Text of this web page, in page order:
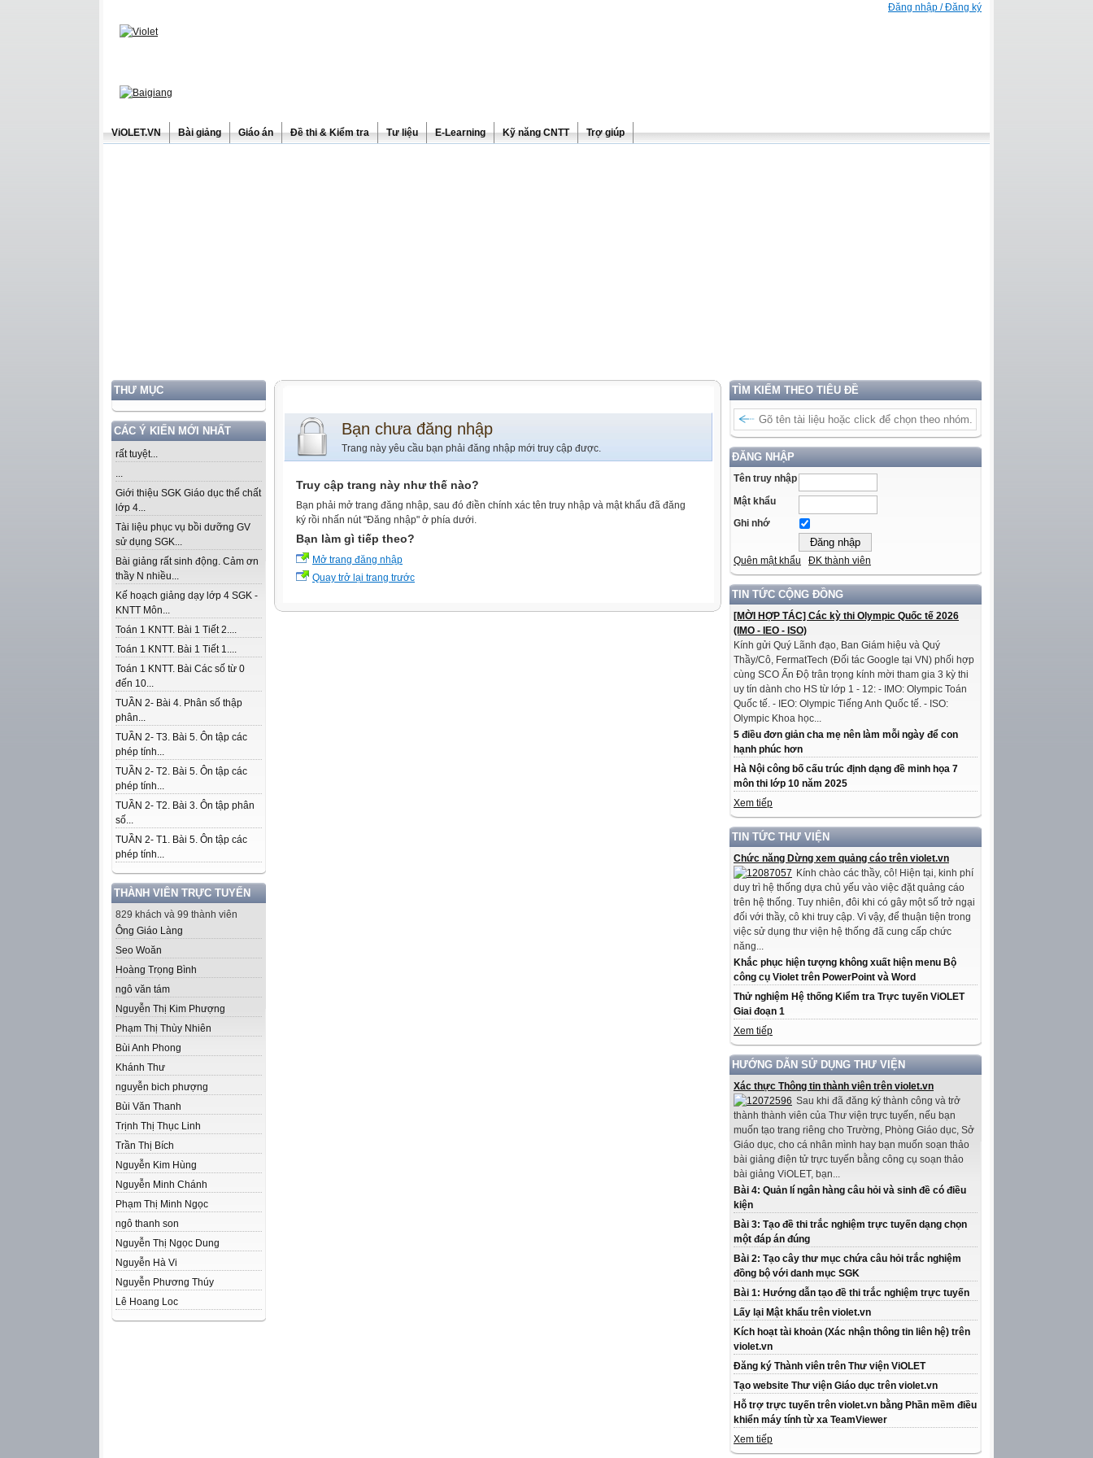
Đăng nhập / Đăng ký
ViOLET.VN Bài giảng Giáo án Đề thi & Kiểm tra Tư liệu E-Learning Kỹ năng CNTT Trợ giúp
THƯ MỤC
CÁC Ý KIẾN MỚI NHẤT
rất tuyệt...
...
Giới thiệu SGK Giáo dục thể chất
lớp 4...
Tài liệu phục vụ bồi dưỡng GV
sử dụng SGK...
Bài giảng rất sinh động. Cảm ơn
thầy N nhiều...
Kế hoạch giảng dạy lớp 4 SGK -
KNTT Môn...
Toán 1 KNTT. Bài 1 Tiết 2....
Toán 1 KNTT. Bài 1 Tiết 1....
Toán 1 KNTT. Bài Các số từ 0
đến 10...
TUẦN 2- Bài 4. Phân số thập
phân...
TUẦN 2- T3. Bài 5. Ôn tập các
phép tính...
TUẦN 2- T2. Bài 5. Ôn tập các
phép tính...
TUẦN 2- T2. Bài 3. Ôn tập phân
số...
TUẦN 2- T1. Bài 5. Ôn tập các
phép tính...
THÀNH VIÊN TRỰC TUYẾN
829 khách và 99 thành viên
Ông Giáo Làng
Seo Woăn
Hoàng Trọng Bình
ngô văn tám
Nguyễn Thị Kim Phượng
Phạm Thị Thùy Nhiên
Bùi Anh Phong
Khánh Thư
nguyễn bich phượng
Bùi Văn Thanh
Trịnh Thị Thục Linh
Trần Thị Bích
Nguyễn Kim Hùng
Nguyễn Minh Chánh
Phạm Thị Minh Ngọc
ngô thanh son
Nguyễn Thị Ngọc Dung
Nguyễn Hà Vi
Nguyễn Phương Thúy
Lê Hoang Loc
TÌM KIẾM THEO TIÊU ĐỀ
ĐĂNG NHẬP
Tên truy nhập
Mật khẩu
Ghi nhớ
Quên mật khẩu ĐK thành viên
TIN TỨC CỘNG ĐỒNG
[MỜI HỢP TÁC] Các kỳ thi Olympic Quốc tế 2026
(IMO - IEO - ISO)
Kính gửi Quý Lãnh đạo, Ban Giám hiệu và Quý
Thầy/Cô, FermatTech (Đối tác Google tại VN) phối hợp
cùng SCO Ấn Độ trân trọng kính mời tham gia 3 kỳ thi
uy tín dành cho HS từ lớp 1 - 12: - IMO: Olympic Toán
Quốc tế. - IEO: Olympic Tiếng Anh Quốc tế. - ISO:
Olympic Khoa học...
5 điều đơn giản cha mẹ nên làm mỗi ngày để con
hạnh phúc hơn
Hà Nội công bố cấu trúc định dạng đề minh họa 7
môn thi lớp 10 năm 2025
Xem tiếp
TIN TỨC THƯ VIỆN
Chức năng Dừng xem quảng cáo trên violet.vn
Kính chào các thầy, cô! Hiện tại, kinh phí
duy trì hệ thống dựa chủ yếu vào việc đặt quảng cáo
trên hệ thống. Tuy nhiên, đôi khi có gây một số trở ngại
đối với thầy, cô khi truy cập. Vì vậy, để thuận tiện trong
việc sử dụng thư viện hệ thống đã cung cấp chức
năng...
Khắc phục hiện tượng không xuất hiện menu Bộ
công cụ Violet trên PowerPoint và Word
Thử nghiệm Hệ thống Kiểm tra Trực tuyến ViOLET
Giai đoạn 1
Xem tiếp
HƯỚNG DẪN SỬ DỤNG THƯ VIỆN
Xác thực Thông tin thành viên trên violet.vn
Sau khi đã đăng ký thành công và trở
thành thành viên của Thư viện trực tuyến, nếu bạn
muốn tạo trang riêng cho Trường, Phòng Giáo dục, Sở
Giáo dục, cho cá nhân mình hay bạn muốn soạn thảo
bài giảng điện tử trực tuyến bằng công cụ soạn thảo
bài giảng ViOLET, bạn...
Bài 4: Quản lí ngân hàng câu hỏi và sinh đề có điều
kiện
Bài 3: Tạo đề thi trắc nghiệm trực tuyến dạng chọn
một đáp án đúng
Bài 2: Tạo cây thư mục chứa câu hỏi trắc nghiệm
đồng bộ với danh mục SGK
Bài 1: Hướng dẫn tạo đề thi trắc nghiệm trực tuyến
Lấy lại Mật khẩu trên violet.vn
Kích hoạt tài khoản (Xác nhận thông tin liên hệ) trên
violet.vn
Đăng ký Thành viên trên Thư viện ViOLET
Tạo website Thư viện Giáo dục trên violet.vn
Hỗ trợ trực tuyến trên violet.vn bằng Phần mềm điều
khiển máy tính từ xa TeamViewer
Xem tiếp
Bạn chưa đăng nhập
Trang này yêu cầu bạn phải đăng nhập mới truy cập được.
Truy cập trang này như thế nào?
Bạn phải mở trang đăng nhập, sau đó điền chính xác tên truy nhập và mật khẩu đã đăng
ký rồi nhấn nút "Đăng nhập" ở phía dưới.
Bạn làm gì tiếp theo?
Mở trang đăng nhập
Quay trở lại trang trước